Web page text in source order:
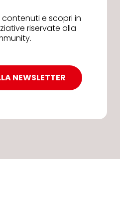
e scopri in
riservate alla
NEWSLETTER